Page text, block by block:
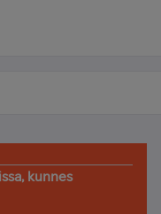
kunnes